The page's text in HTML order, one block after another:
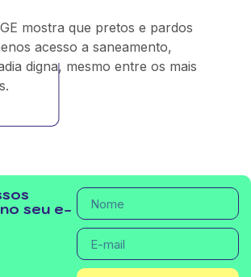
mostra que pretos e pardos
acesso a saneamento,
digna, mesmo entre os mais
seu e-